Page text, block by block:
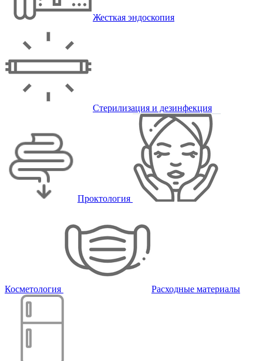
Жесткая эндоскопия
Стерилизация и дезинфекция
Проктология
Косметология Расходные материалы